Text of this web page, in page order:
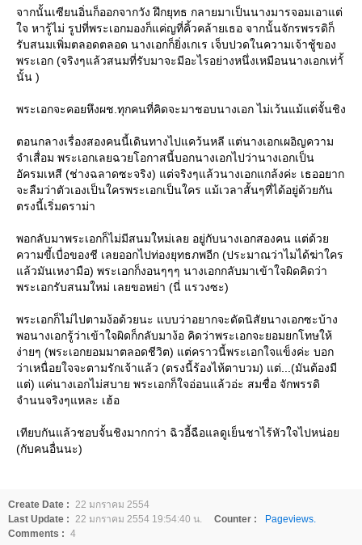
จากนั้นเซียนอิ่นก็ออกจากวัง ฝึกยุทธ กลายมาเป็นนางมารจอมเอาแต่
จ หารู้ไม่ รูปที่พระเอกมองก็แค่ญที่คิ้วคล้ายเธอ จากนั้นจักรพรรดิก็
รับสนมเพิ่มตลอดตลอด นางเอกก็ยิ่งเกเร เจ็บปวดในความเจ้าชู้ของ
พระเอก (จริงๆแล้วสนมที่รับมาจะมีอะไรอย่างหนึ่งเหมือนนางเอกเท่าั้
นั้น )
พระเอกจะคอยหึงผช.ทุกคนที่คิดจะมาชอบนางเอก ไม่เว้นแม้แต่จั้นชิง
ตอนกลางเรื่องสองคนนี้เดินทางไปแคว้นหลี แต่นางเอกเผอิญความ
จำเสื่อม พระเอกเลยฉวยโอกาสนี้บอกนางเอกไปว่านางเอกเป็น
อัครมเหสี (ช่างฉลาดซะจริง) แต่จริงๆแล้วนางเอกแกล้งค่ะ เธออยาก
จะลืมว่าตัวเองเป็นใครพระเอกเป็นใคร แม้เวลาสั้นๆที่ได้อยู่ด้วยกัน
ตรงนี้เริ่มดราม่า
พอกลับมาพระเอกก็ไม่มีสนมใหม่เลย อยู่กับนางเอกสองคน แต่ด้ว
ความขี้เบื่อของชี เลยออกไปท่องยุทธภพอีก (ประมาณว่าไมได้ฆ่าใคร
ล้วมันเหงามือ) พระเอกก็งอนๆๆๆ นางเอกกลับมาเข้าใจผิดคิดว่า
พระเอกรับสนมใหม่ เลยขอหย่า (นี่ แรวงซะ)
พระเอกก็ไม่ไปตามง้อด้วยนะ แบบว่าอยากจะดัดนิสัยนางเอกซะบ้าง
พอนางเอกรู้ว่าเข้าใจผิดก็กลับมาง้อ คิดว่าพระเอกจะยอมยกโทษให้
ง่ายๆ (พระเอกยอมมาตลอดชีวิต) แต่คราวนี้พระเอกใจแข็งค่ะ บอก
ว่าเหนื่อยใจจะตามรักเจ้าแล้ว (ตรงนี้ร้องไห้ตาบวม) แต่...(มันต้องมี
ต่) แค่นางเอกไม่สบาย พระเอกก็ใจอ่อนแล้วอ่ะ สมชื่อ จักพรรดิ
จำนนจริงๆแหละ เฮ้อ
เทียบกันแล้วชอบจั้นชิงมากกว่า ฉิวอี้ฉือแลดูเย็นชาไร้หัวใจไปหน่อ
(กับคนอื่นนะ)
Create Date : 22 มกราคม 2554
Last Update : 22 มกราคม 2554 19:54:40 น. Counter :
Pageviews.
Comments : 4